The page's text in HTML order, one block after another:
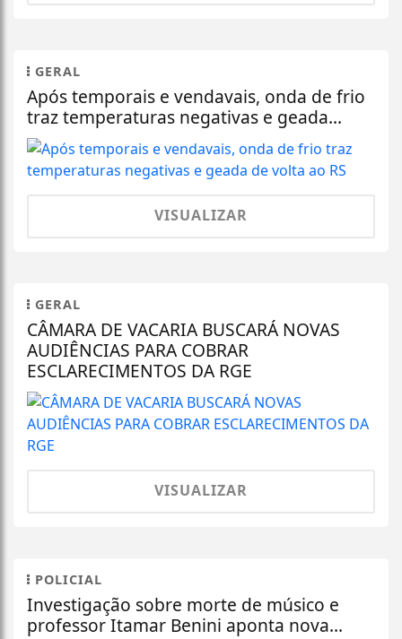
GERAL
Após temporais e vendavais, onda de frio
traz temperaturas negativas e geada...
VISUALIZAR
GERAL
CÂMARA DE VACARIA BUSCARÁ NOVAS
AUDIÊNCIAS PARA COBRAR
ESCLARECIMENTOS DA RGE
VISUALIZAR
POLICIAL
Investigação sobre morte de músico e
professor Itamar Benini aponta nova...